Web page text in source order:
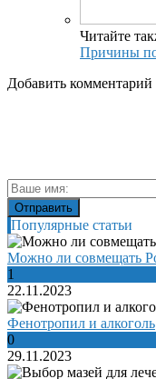
Читайте
Причины
Добавить комментарий
Популярные статьи
Можно ли совмещать
1
22.11.2023
Фенотропил и алкоголь
0
29.11.2023